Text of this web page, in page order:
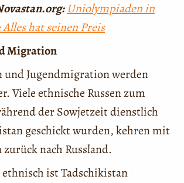
Uniolympiaden in
hat seinen Preis
Migration
und Jugendmigration werden
Viele ethnische Russen zum
der Sowjetzeit dienstlich
geschickt wurden, kehren mit
nach Russland.
ist Tadschikistan